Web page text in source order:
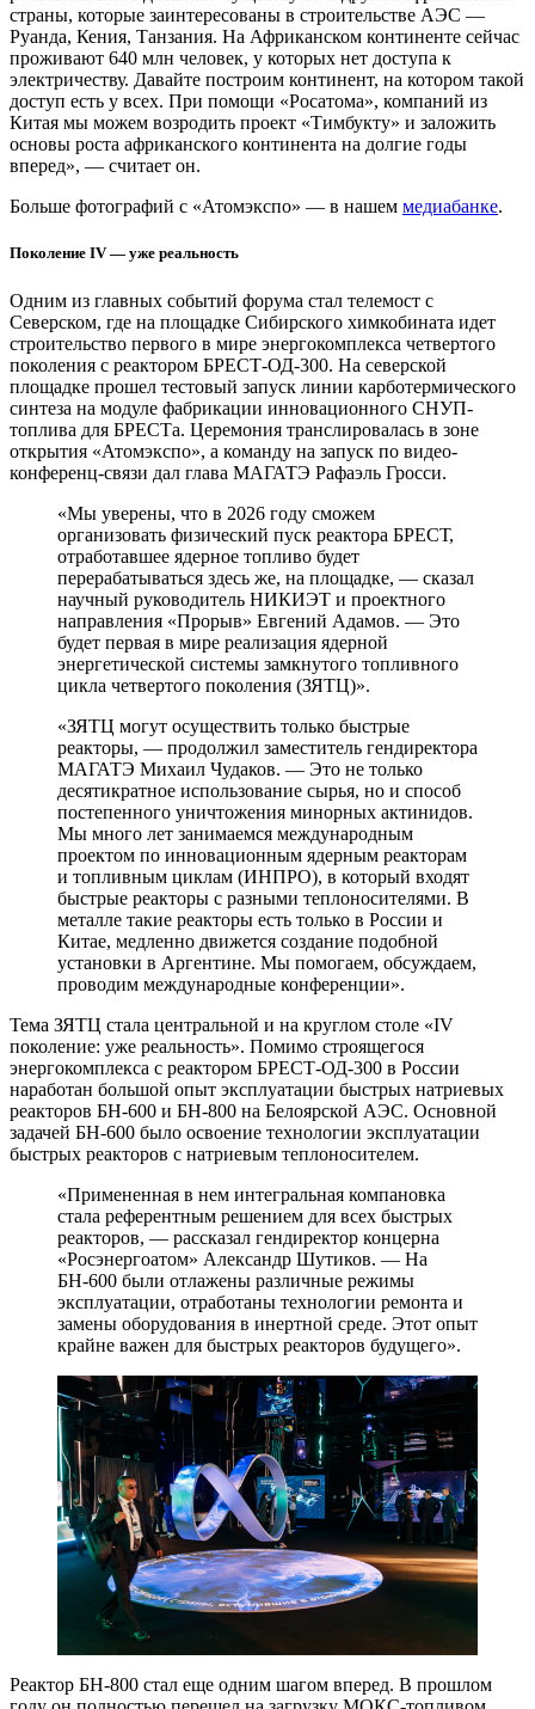
страны, которые заинтересованы в строительстве АЭС —
Руанда, Кения, Танзания. На Африканском континенте сейчас
проживают 640 млн человек, у которых нет доступа к
электричеству. Давайте построим континент, на котором такой
доступ есть у всех. При помощи «Росатома», компаний из
Китая мы можем возродить проект «Тимбукту» и заложить
основы роста африканского континента на долгие годы
вперед», — считает он.
Больше фотографий с «Атомэкспо» — в нашем медиабанке.
Поколение IV — уже реальность
Одним из главных событий форума стал телемост с
Северском, где на площадке Сибирского химкобината идет
строительство первого в мире энергокомплекса четвертого
поколения с реактором БРЕСТ-ОД-300. На северской
площадке прошел тестовый запуск линии карботермического
синтеза на модуле фабрикации инновационного СНУП-
топлива для БРЕСТа. Церемония транслировалась в зоне
открытия «Атомэкспо», а команду на запуск по видео-
конференц-связи дал глава МАГАТЭ Рафаэль Гросси.
«Мы уверены, что в 2026 году сможем
организовать физический пуск реактора БРЕСТ,
отработавшее ядерное топливо будет
перерабатываться здесь же, на площадке, — сказал
научный руководитель НИКИЭТ и проектного
направления «Прорыв» Евгений Адамов. — Это
будет первая в мире реализация ядерной
энергетической системы замкнутого топливного
цикла четвертого поколения (ЗЯТЦ)».
«ЗЯТЦ могут осуществить только быстрые
реакторы, — продолжил заместитель гендиректора
МАГАТЭ Михаил Чудаков. — Это не только
десятикратное использование сырья, но и способ
постепенного уничтожения минорных актинидов.
Мы много лет занимаемся международным
проектом по инновационным ядерным реакторам
и топливным циклам (ИНПРО), в который входят
быстрые реакторы с разными теплоносителями. В
металле такие реакторы есть только в России и
Китае, медленно движется создание подобной
установки в Аргентине. Мы помогаем, обсуждаем,
проводим международные конференции».
Тема ЗЯТЦ стала центральной и на круглом столе «IV
поколение: уже реальность». Помимо строящегося
энергокомплекса с реактором БРЕСТ-ОД-300 в России
наработан большой опыт эксплуатации быстрых натриевых
реакторов БН-600 и БН-800 на Белоярской АЭС. Основной
задачей БН-600 было освоение технологии эксплуатации
быстрых реакторов с натриевым теплоносителем.
«Примененная в нем интегральная компановка
стала референтным решением для всех быстрых
реакторов, — рассказал гендиректор концерна
«Росэнергоатом» Александр Шутиков. — На
БН-600 были отлажены различные режимы
эксплуатации, отработаны технологии ремонта и
замены оборудования в инертной среде. Этот опыт
крайне важен для быстрых реакторов будущего».
Реактор БН-800 стал еще одним шагом вперед. В прошлом